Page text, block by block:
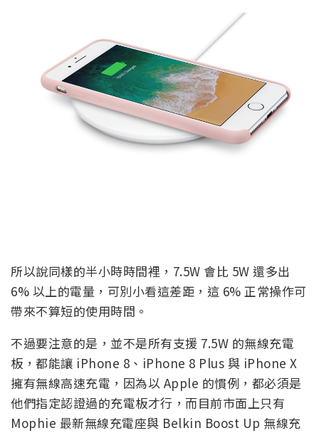
所以說同樣的半小時時間裡，7.5W 會比 5W 還多出
6% 以上的電量，可別小看這差距，這 6% 正常操作可
帶來不算短的使用時間。
不過要注意的是，並不是所有支援 7.5W 的無線充電
板，都能讓 iPhone 8、iPhone 8 Plus 與 iPhone X
擁有無線高速充電，因為以 Apple 的慣例，都必須是
他們指定認證過的充電板才行，而目前市面上只有
Mophie 最新無線充電座與 Belkin Boost Up 無線充